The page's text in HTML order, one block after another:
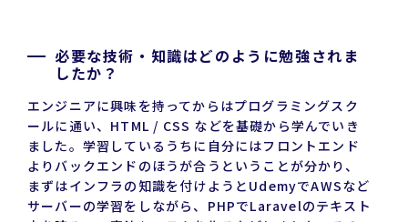
必要な技術・知識はどのように勉強されま
したか？
エンジニアに興味を持ってからはプログラミングスク
ールに通い、HTML / CSS などを基礎から学んでいき
ました。学習しているうちに自分にはフロントエンド
よりバックエンドのほうが合うということが分かり、
まずはインフラの知識を付けようとUdemyでAWSなど
サーバーの学習をしながら、PHPでLaravelのテキスト